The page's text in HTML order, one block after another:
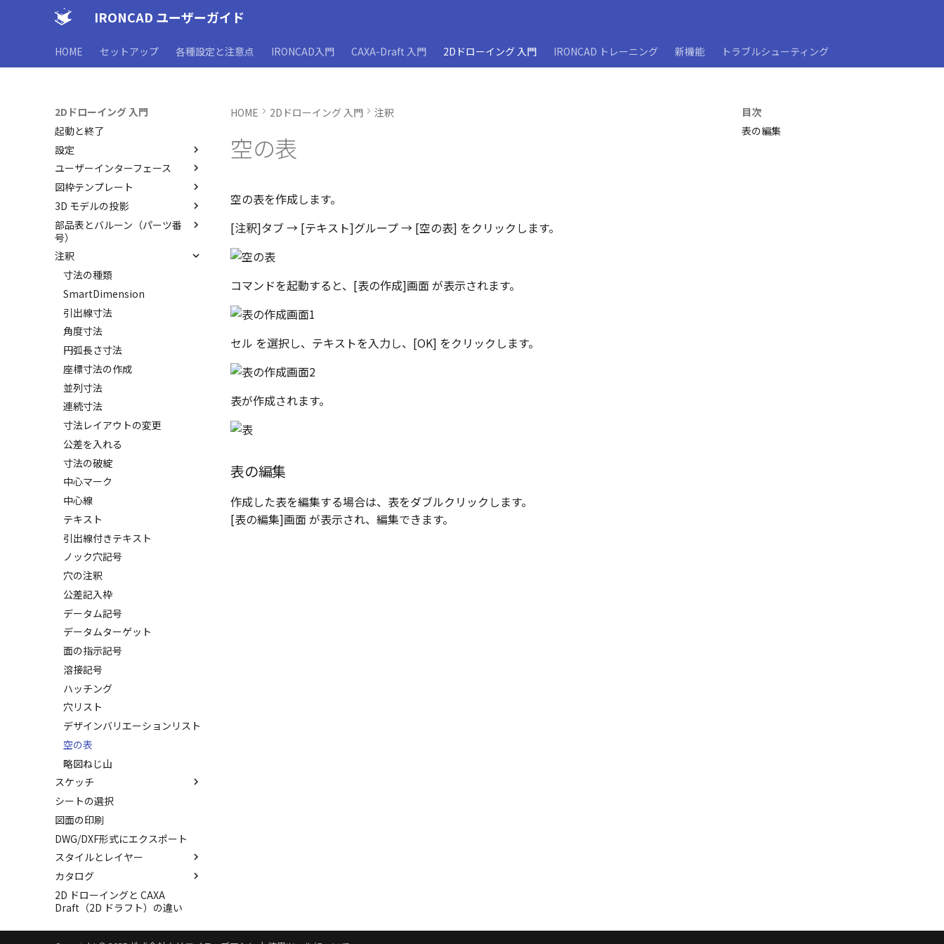
IRONCAD ユーザーガイド
HOME セットアップ 各種設定と注意点 IRONCAD入門 CAXA-Draft 入門 2Dドローイング 入門 IRONCAD トレーニング 新機能 トラブルシューティング
2Dドローイング 入門
起動と終了
設定
オプション設定
シート背景の設定
管理者として実行
オプション設定の読込・書出
シート設定
ユーザーインターフェース
ユーザーインターフェースと各
部名称
インターフェースのカスタマイ
ズ
図枠テンプレート
図枠テンプレートの保存
図枠テンプレートのカタログ化
3D モデルの投影
投影図の作成
投影図の追加
断面図
部分断面
図の更新
図枠の変更
破断面
補助図
詳細図
カスタム詳細図
全体図
図のトリミング
省略図
編集
更新
レンダリング、シェーディング
図のプロパティ
図
線種
寸法
3D寸法から自動作成
パーツからドローイングを作成
部品表とバルーン（パーツ番
号）
部品表テンプレートの保存
バルーンの作成
3D とリンクした部品表を作成
する
Excel に出力
注釈
寸法の種類
SmartDimension
引出線寸法
角度寸法
円弧長さ寸法
座標寸法の作成
並列寸法
連続寸法
寸法レイアウトの変更
公差を入れる
寸法の破綻
中心マーク
中心線
テキスト
引出線付きテキスト
ノック穴記号
穴の注釈
公差記入枠
データム記号
データムターゲット
面の指示記号
溶接記号
ハッチング
穴リスト
デザインバリエーションリスト
空の表
略図ねじ山
スケッチ
ポリライン
2点、接線、垂線
四角形・多角形
円
円弧
楕円
スプライン
雲マーク
シートの選択
図面の印刷
DWG/DXF形式にエクスポート
スタイルとレイヤー
スタイルとレイヤー
スタイルの設定
スタイルの作成と削除
投影図スタイル
レイヤーの設定
レイヤーの作成と削除
カタログ
カタログ
カタログセット
アイテムの入れ替え
2D ドローイングと CAXA
Draft（2D ドラフト）の違い
目次
表の編集
HOME 2Dドローイング 入門 注釈
空の表
空の表を作成します。
[注釈]タブ → [テキスト]グループ → [空の表] をクリックします。
コマンドを起動すると、[表の作成]画面 が表示されます。
セル を選択し、テキストを入力し、[OK] をクリックします。
表が作成されます。
表の編集
作成した表を編集する場合は、表をダブルクリックします。
[表の編集]画面 が表示され、編集できます。